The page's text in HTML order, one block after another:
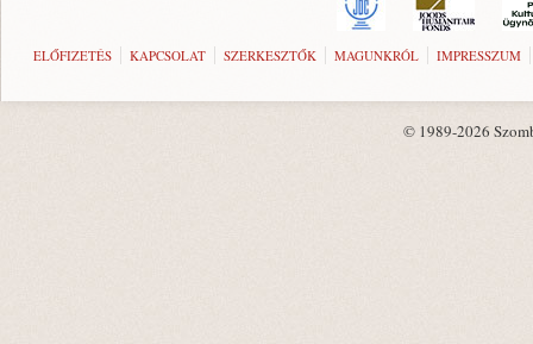
ELŐFIZETÉS KAPCSOLAT SZERKESZTŐK MAGUNKRÓL IMPRESSZUM
© 1989-2026